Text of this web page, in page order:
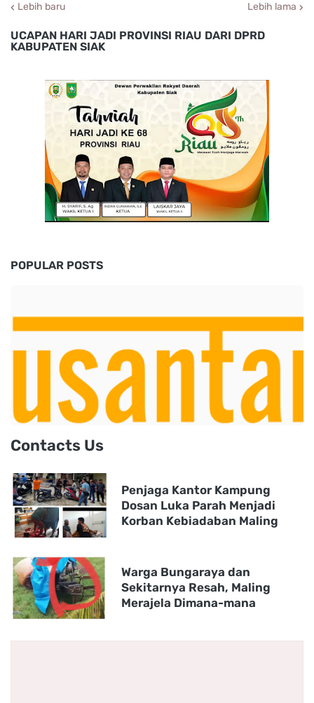
Lebih baru Lebih lama
UCAPAN HARI JADI PROVINSI RIAU DARI DPRD
KABUPATEN SIAK
POPULAR POSTS
Contacts Us
Penjaga Kantor Kampung
Dosan Luka Parah Menjadi
Korban Kebiadaban Maling
Warga Bungaraya dan
Sekitarnya Resah, Maling
Merajela Dimana-mana